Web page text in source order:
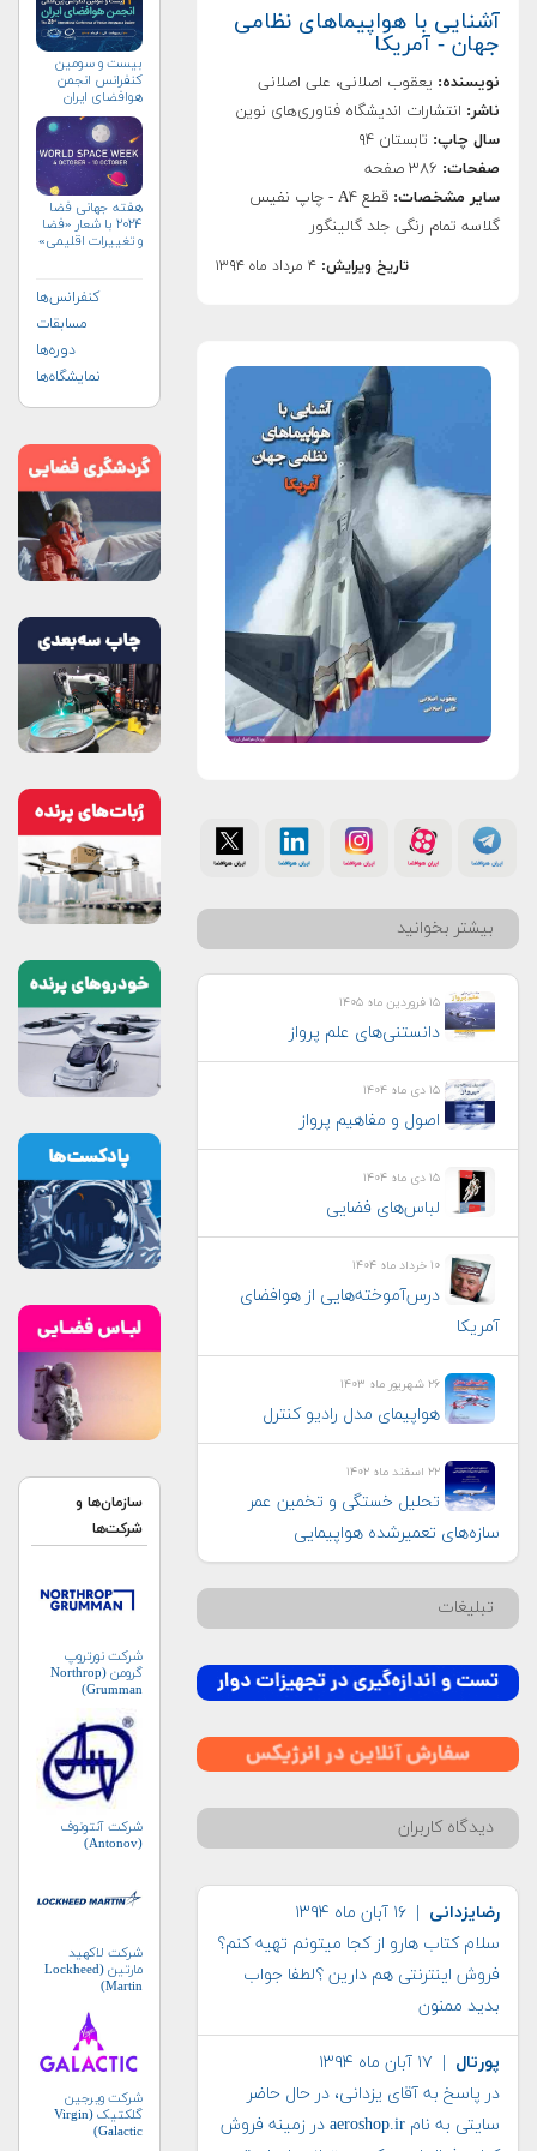
آشنایی با هواپیماهای نظامی
جهان - آمریکا
نویسنده: یعقوب اصلانی، علی اصلانی
ناشر: انتشارات اندیشگاه فناوری‌های نوین
سال چاپ: تابستان ۹۴
صفحات:
سایر مشخصات:
قطع A۴ - چاپ نفیس
گلاسه تمام رنگی جلد گالینگور
تاریخ ویرایش: ۴ مرداد ماه ۱۳۹۴
بیشتر بخوانید
۱۵ فروردین ماه ۱۴۰۵
دانستنی‌های علم پرواز
۱۵ دی ماه ۱۴۰۴
اصول و مفاهیم پرواز
۱۵ دی ماه ۱۴۰۴
لباس‌های فضایی
۱۰ خرداد ماه ۱۴۰۴
درس‌آموخته‌هایی از هوافضای
آمریکا
۲۶ شهریور ماه ۱۴۰۳
هواپيمای مدل راديو كنترل
۲۲ اسفند ماه ۱۴۰۲
تحلیل خستگی و تخمین عمر
سازه‌های تعمیرشده هواپیمایی
تبلیغات
دیدگاه کاربران
رضایزدانی
سلام کتاب هارو از کجا میتونم تهیه کنم؟
فروش اینترنتی هم دارین ؟لطفا جواب
بدید ممنون
پورتال
در پاسخ به آقای یزدانی، در حال حاضر
سایتی به نام aeroshop.ir در زمینه فروش
بیست و سومین
کنفرانس انجمن
هوافضای ايران
هفته جهانی فضا
۲۰۲۴ با شعار «فضا
و تغییرات اقلیمی»
کنفرانس‌ها
مسابقات
دوره‌ها
نمایشگاه‌ها
سازمان‌ها و
شرکت‌ها
شرکت نورتروپ
گرومن (Northrop
Grumman)
شرکت آنتونوف
(Antonov)
شرکت لاکهید
مارتین (Lockheed
Martin)
شرکت ویرجین
گلکتیک (Virgin
Galactic)